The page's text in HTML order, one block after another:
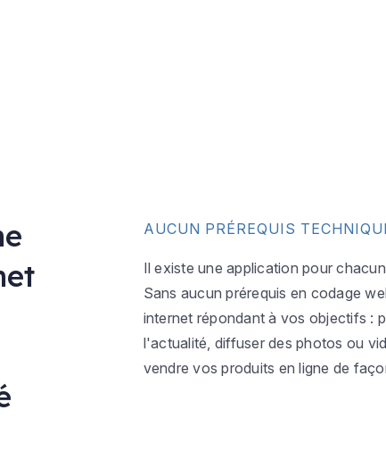
AUCUN PRÉREQUIS
Il existe une application pour
Sans aucun prérequis en codage
internet répondant à vos objectifs :
l'actualité, diffuser des photos ou
vendre vos produits en ligne de